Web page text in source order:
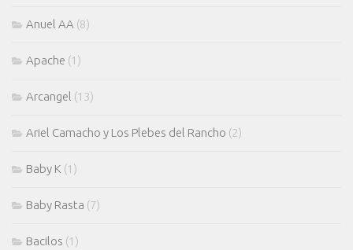
Anuel AA (8)
Apache (1)
Arcangel (13)
Ariel Camacho y Los Plebes del Rancho (2)
Baby K (1)
Baby Rasta (7)
Bacilos (1)